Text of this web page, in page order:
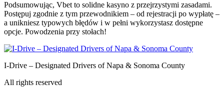
Podsumowując, Vbet to solidne kasyno z przejrzystymi zasadami.
Postępuj zgodnie z tym przewodnikiem – od rejestracji po wypłatę –
a unikniesz typowych błędów i w pełni wykorzystasz dostępne
opcje. Powodzenia przy stołach!
I-Drive – Designated Drivers of Napa & Sonoma County
All rights reserved